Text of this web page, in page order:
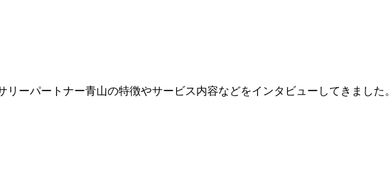
ーパートナー青山の特徴やサービス内容などをインタビューしてきました。